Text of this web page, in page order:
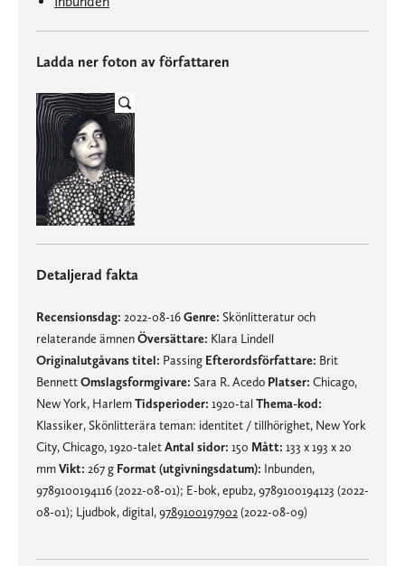
Ladda ner foton av författaren
Detaljerad fakta
Recensionsdag: 2022-08-16Genre: Skönlitteratur och
relaterande ämnenÖversättare: Klara Lindell
Originalutgåvans titel: Passing Efterordsförfattare: Brit
BennettOmslagsformgivare: Sara R. Acedo Platser: Chicago,
New York, HarlemTidsperioder: 1920-talThema-kod:
Klassiker, Skönlitterära teman: identitet / tillhörighet, New York
City, Chicago, 1920-taletAntal sidor: 150 Mått: 133 x 193 x 20
mmVikt: 267 g Format (utgivningsdatum): Inbunden,
9789100194116 (2022-08-01); E-bok, epub2, 9789100194123 (2022-
08-01); Ljudbok, digital,9789100197902 (2022-08-09)